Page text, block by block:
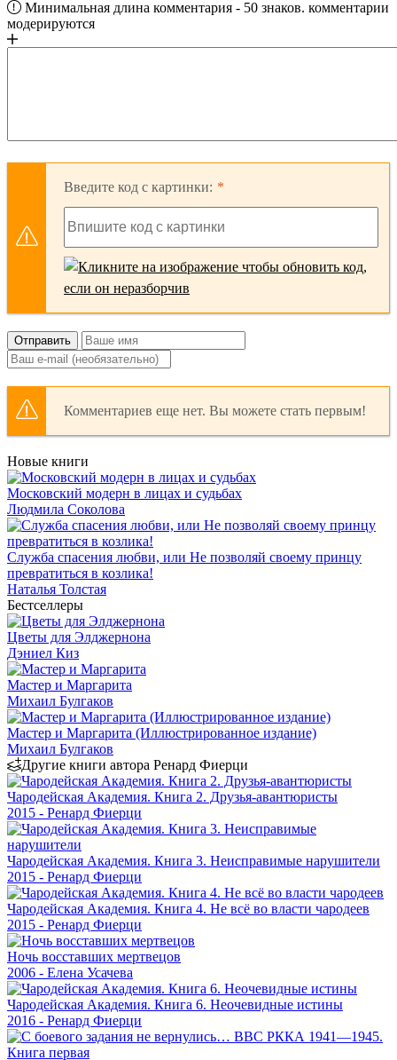
Минимальная длина комментария - 50 знаков. комментарии
модерируются
Введите код с картинки:
Отправить
Комментариев еще нет. Вы можете стать первым!
Новые книги
Московский модерн в лицах и судьбах
Людмила Соколова
Служба спасения любви, или Не позволяй своему принцу
превратиться в козлика!
Наталья Толстая
Бестселлеры
Цветы для Элджернона
Дэниел Киз
Мастер и Маргарита
Михаил Булгаков
Мастер и Маргарита (Иллюстрированное издание)
Михаил Булгаков
Другие книги автора Ренард Фиерци
Чародейская Академия. Книга 2. Друзья-авантюристы
2015 - Ренард Фиерци
Чародейская Академия. Книга 3. Неисправимые нарушители
2015 - Ренард Фиерци
Чародейская Академия. Книга 4. Не всё во власти чародеев
2015 - Ренард Фиерци
Ночь восставших мертвецов
2006 - Елена Усачева
Чародейская Академия. Книга 6. Неочевидные истины
2016 - Ренард Фиерци